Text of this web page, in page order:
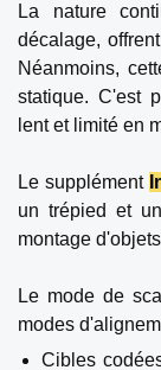
La nature
décalage,
Néanmoins,
statique. C'est
lent et limité en
Le supplément
un trépied et
montage
Le mode de
modes
Cibles